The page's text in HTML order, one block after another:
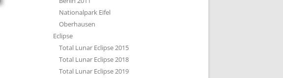
ÜBER DEN DÄCHERN
WHITE SUBURBIA
Nationalpark Eifel
Oberhausen
Eclipse
Total Lunar Eclipse 2015
Total Lunar Eclipse 2018
Total Lunar Eclipse 2019